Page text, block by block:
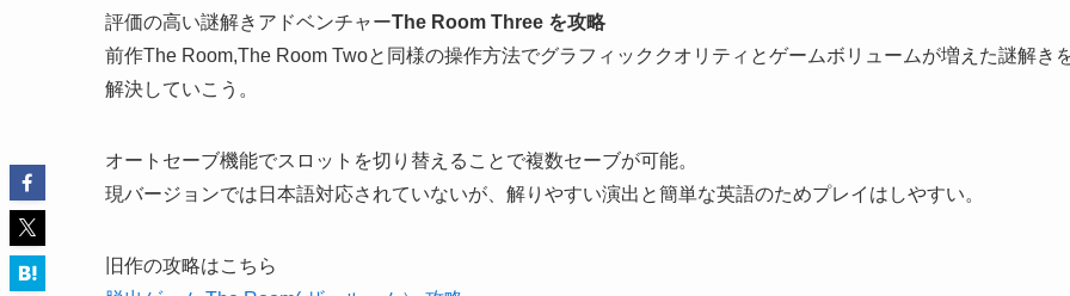
評価の高い謎解きアドベンチャーThe Room Three を攻略
前作The Room,The Room Twoと同様の操作方法でグラフィッククオリティとゲームボリュームが増えた謎解き
解決していこう。
オートセーブ機能でスロットを切り替えることで複数セーブが可能。
現バージョンでは日本語対応されていないが、解りやすい演出と簡単な英語のためプレイはしやすい。
旧作の攻略はこちら